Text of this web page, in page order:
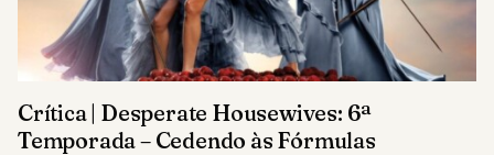
Crítica | Desperate Housewives: 6ª
Temporada – Cedendo às Fórmulas